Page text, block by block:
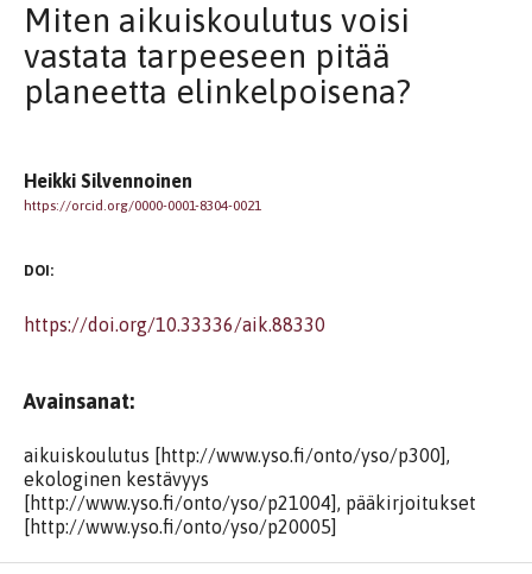
Miten aikuiskoulutus voisi
vastata tarpeeseen pitää
planeetta elinkelpoisena?
Heikki Silvennoinen
https://orcid.org/0000-0001-8304-0021
DOI:
https://doi.org/10.33336/aik.88330
Avainsanat:
aikuiskoulutus [http://www.yso.fi/onto/yso/p300],
ekologinen kestävyys
[http://www.yso.fi/onto/yso/p21004], pääkirjoitukset
[http://www.yso.fi/onto/yso/p20005]